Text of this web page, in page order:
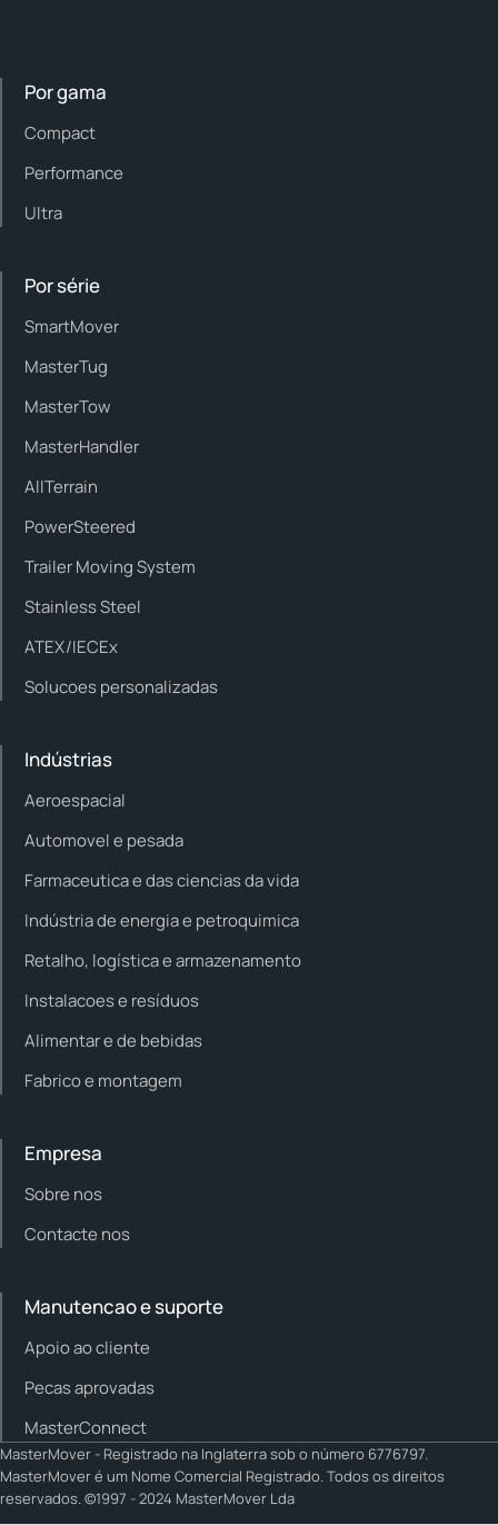
Por gama
Compact
Performance
Ultra
Por série
SmartMover
MasterTug
MasterTow
MasterHandler
AllTerrain
PowerSteered
Trailer Moving System
Stainless Steel
ATEX/IECEx
Solucoes personalizadas
Indústrias
Aeroespacial
Automovel e pesada
Farmaceutica e das ciencias da vida
Indústria de energia e petroquimica
Retalho, logística e armazenamento
Instalacoes e resíduos
Alimentar e de bebidas
Fabrico e montagem
Empresa
Sobre nos
Contacte nos
Manutencao e suporte
Apoio ao cliente
Pecas aprovadas
MasterConnect
MasterMover - Registrado na Inglaterra sob o número 6776797.
MasterMover é um Nome Comercial Registrado. Todos os direitos
reservados. ©1997 - 2024 MasterMover Lda